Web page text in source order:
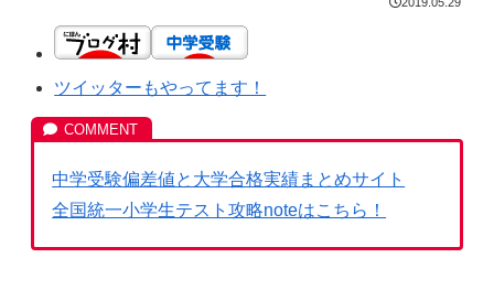
ツイッターもやってます！
中学受験偏差値と大学合格実績まとめサイト
全国統一小学生テスト攻略noteはこちら！